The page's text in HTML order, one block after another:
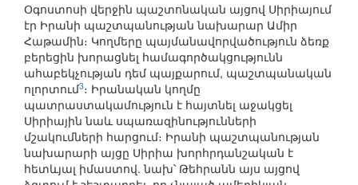
Օգոստոսի վերջին պաշտոնական այցով Սիրիայում
էր Իրանի պաշտպանության նախարար Ամիր
Հաթամին։ Կողմերը պայմանավորվածություն ձեռք
բերեցին խորացնել համագործակցությունն
ահաբեկչության դեմ պայքարում, պաշտպանական
ոլորտում3։ Իրանական կողմը
պատրաստակամություն է հայտնել աջակցել
Սիրիային նաև սպառազինությունների
մշակումների հարցում։ Իրանի պաշտպանության
նախարարի այցը Սիրիա խորհրդանշական է
հետևյալ իմաստով. նախ՝ Թեհրանն այս այցով